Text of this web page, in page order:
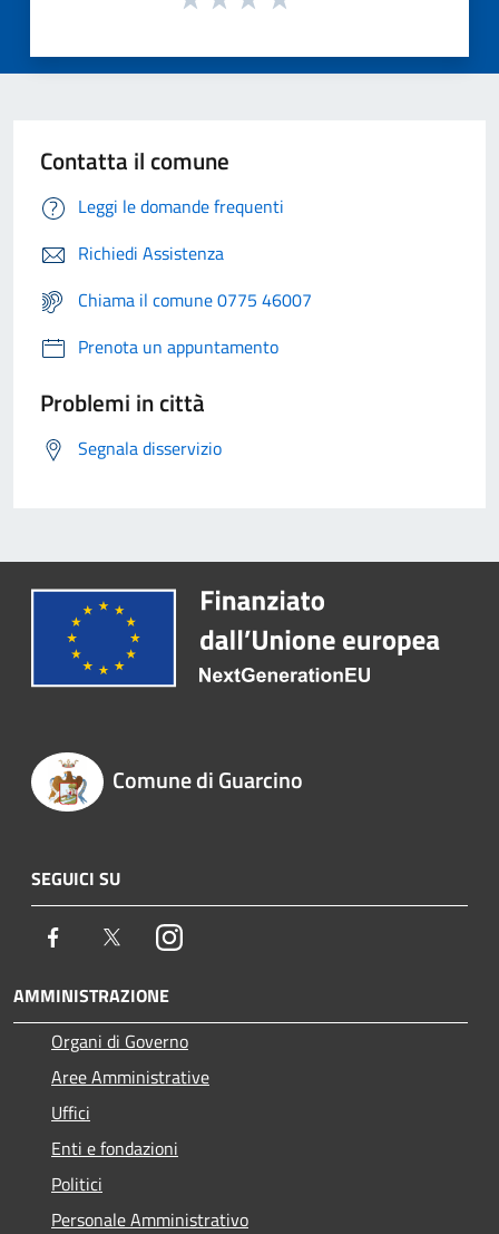
Contatta il comune
Leggi le domande frequenti
Richiedi Assistenza
Chiama il comune 0775 46007
Prenota un appuntamento
Problemi in città
Segnala disservizio
Comune di Guarcino
SEGUICI SU
Facebook TwitterInstagram
AMMINISTRAZIONE
Organi di Governo
Aree Amministrative
Uffici
Enti e fondazioni
Politici
Personale Amministrativo